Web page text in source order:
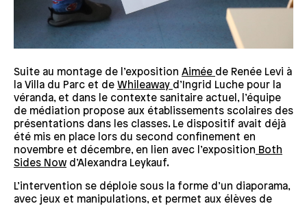
Suite au montage de l’exposition Aimée de Renée Levi à
la Villa du Parc et de Whileaway d’Ingrid Luche pour la
véranda, et dans le contexte sanitaire actuel, l’équipe
de médiation propose aux établissements scolaires des
présentations dans les classes. Le dispositif avait déjà
été mis en place lors du second confinement en
novembre et décembre, en lien avec l’exposition Both
Sides Now d’Alexandra Leykauf.
L’intervention se déploie sous la forme d’un diaporama,
avec jeux et manipulations, et permet aux élèves de